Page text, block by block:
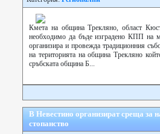
Кмета на община Трекляно, област
необходимо да бъде изградено КПП на
организира и провежда традиционния
на територията на община Трекляно
сръбската община Б...
В Невестино организират среща за
стопанство